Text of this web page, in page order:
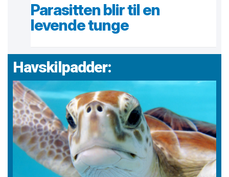
Parasitten blir til en
levende tunge
Havskilpadder: